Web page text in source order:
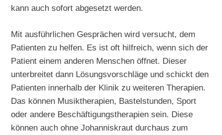
kann auch sofort abgesetzt werden.
Mit ausführlichen Gesprächen wird versucht, dem
Patienten zu helfen. Es ist oft hilfreich, wenn sich der
Patient einem anderen Menschen öffnet. Dieser
unterbreitet dann Lösungsvorschläge und schickt den
Patienten innerhalb der Klinik zu weiteren Therapien.
Das können Musiktherapien, Bastelstunden, Sport
oder andere Beschäftigungstherapien sein. Diese
können auch ohne Johanniskraut durchaus zum